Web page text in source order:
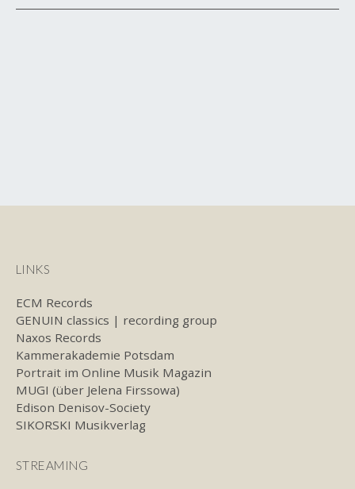
LINKS
ECM Records
GENUIN classics | recording group
Naxos Records
Kammerakademie Potsdam
Portrait im Online Musik Magazin
MUGI (über Jelena Firssowa)
Edison Denisov-Society
SIKORSKI Musikverlag
STREAMING